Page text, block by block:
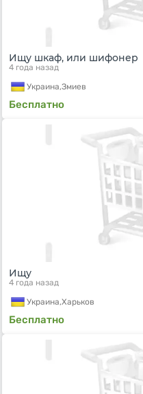
Ищу шкаф, или шифонер
4 года назад
Украина,Змиев
Бесплатно
Ищу
4 года назад
Украина,Харьков
Бесплатно